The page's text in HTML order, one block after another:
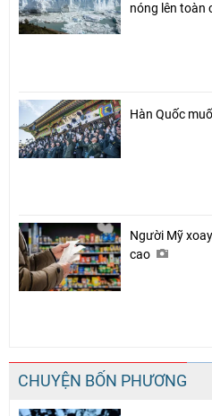
nóng lên toàn
Hàn Quốc
Người Mỹ
cao
CHUYỆN BỐN PHƯƠNG